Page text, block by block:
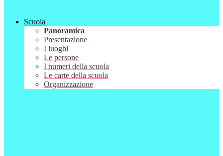
Scuola
Panoramica
Presentazione
I luoghi
Le persone
I numeri della scuola
Le carte della scuola
Organizzazione